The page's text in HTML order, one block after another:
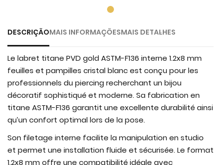
DESCRIÇÃOMAIS INFORMAÇÕESMAIS DETALHES
Le labret titane PVD gold ASTM-F136 interne 1.2x8 mm
feuilles et pampilles cristal blanc est conçu pour les
professionnels du piercing recherchant un bijou
décoratif sophistiqué et moderne. Sa fabrication en
titane ASTM-F136 garantit une excellente durabilité ainsi
qu’un confort optimal lors de la pose.
Son filetage interne facilite la manipulation en studio
et permet une installation fluide et sécurisée. Le format
1.2x8 mm offre une compatibilité idéale avec